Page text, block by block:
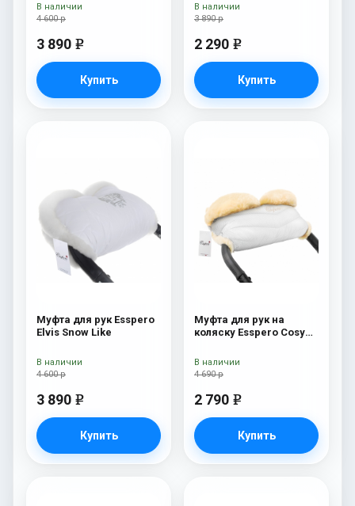
4 600 р
3 890 e
Купить
В наличии
3 890 р
2 290 e
Купить
В наличии
Муфта для рук Esspero
Elvis Snow Like
4 600 р
3 890 e
Купить
В наличии
Муфта для рук на
коляску Esspero Cosy
4 690 р
2 790 e
Купить
В наличии